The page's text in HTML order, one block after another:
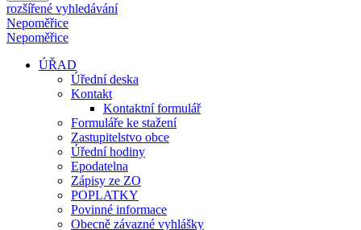
rozšířené vyhledávání
Nepoměřice
Nepoměřice
ÚŘAD
Úřední deska
Kontakt
Kontaktní formulář
Formuláře ke stažení
Zastupitelstvo obce
Úřední hodiny
Epodatelna
Zápisy ze ZO
POPLATKY
Povinné informace
Obecně závazné vyhlášky